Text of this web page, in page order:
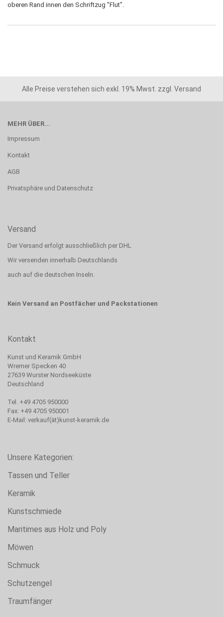
oberen Rand innen den Schriftzug "Flut".
Alle Preise verstehen sich exkl. 19% Mwst. zzgl. Versand
MEHR ÜBER...
Impressum
Kontakt
AGB
Privatsphäre und Datenschutz
Versand
Der Versand erfolgt ausschließlich per DHL
Wir versenden innerhalb Deutschlands
auch auf die deutschen Inseln.
Kein Versand an Postfächer und Packstationen
Kontakt
Kunst und Keramik GmbH
Wremer Specken 40
27639 Wurster Nordseeküste
Deutschland
Tel. +49 4705 950000
Fax: +49 4705 950001
E-Mail: verkauf(ät)kunst-keramik.de
Unsere Kategorien:
Tassen und Teller
Keramik
Kunstschmiede
Maritimes aus Holz und Poly
Möwen
Schmuck
Schutzengel
Traumfänger